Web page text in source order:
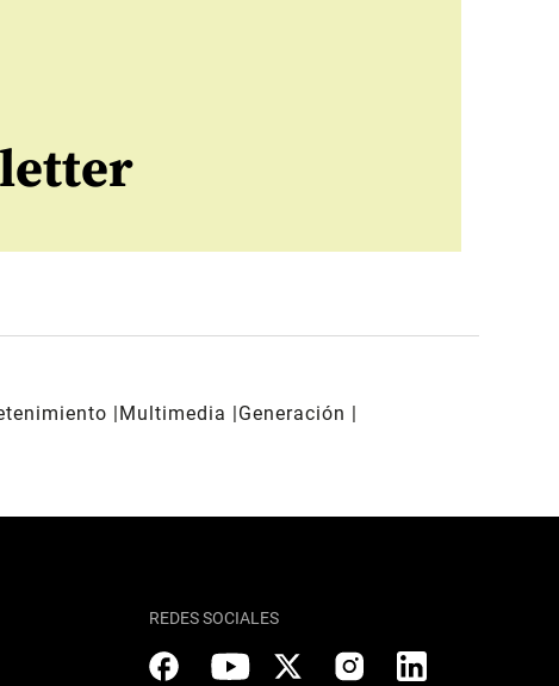
Multimedia
Generación
REDES SOCIALES